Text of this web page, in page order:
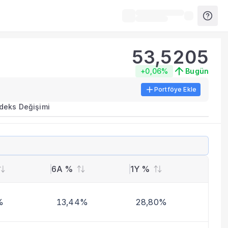
metrikleri listelenir.
benzer fonları inceleyebilirsiniz.
53,5205
+0,06% Bugün
Portföye Ekle
Değişimi
6A % 1Y %
13,44% 28,80%